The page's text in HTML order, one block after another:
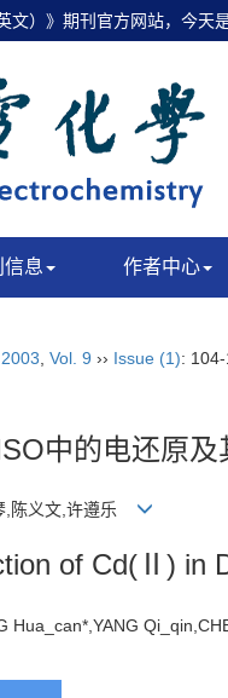
文）》期刊官方网站，今天
信息 作者中心
2003 Vol. 9 ›› Issue (1):
中的电还原及
,陈义文,许遵乐
of Cd(Ⅱ) in
Hua_can*,YANG